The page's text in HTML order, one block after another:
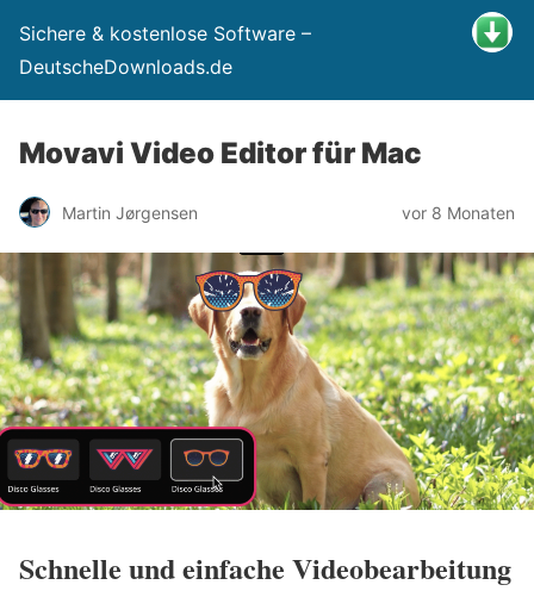
Sichere & kostenlose Software –
DeutscheDownloads.de
Movavi Video Editor für Mac
Martin Jørgensen vor 8 Monaten
Schnelle und einfache Videobearbeitung